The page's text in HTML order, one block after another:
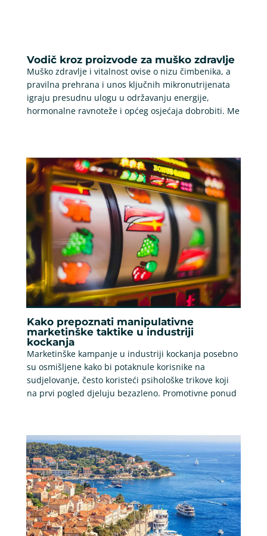
Vodič kroz proizvode za muško zdravlje
Muško zdravlje i vitalnost ovise o nizu čimbenika, a
pravilna prehrana i unos ključnih mikronutrijenata
igraju presudnu ulogu u održavanju energije,
hormonalne ravnoteže i općeg osjećaja dobrobiti. Me
Kako prepoznati manipulativne
marketinške taktike u industriji
kockanja
Marketinške kampanje u industriji kockanja posebno
su osmišljene kako bi potaknule korisnike na
sudjelovanje, često koristeći psihološke trikove koji
na prvi pogled djeluju bezazleno. Promotivne ponud